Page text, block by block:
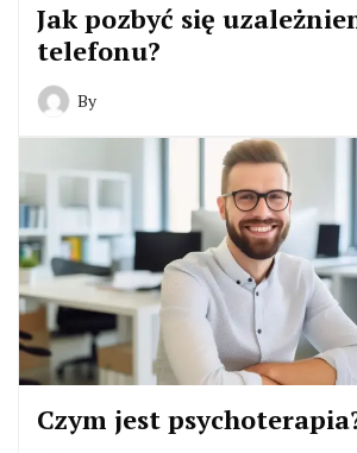
Jak pozbyć się
telefonu?
By
Czym jest